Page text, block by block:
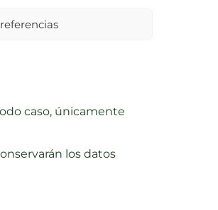
a que se
caso, únicamente
los datos